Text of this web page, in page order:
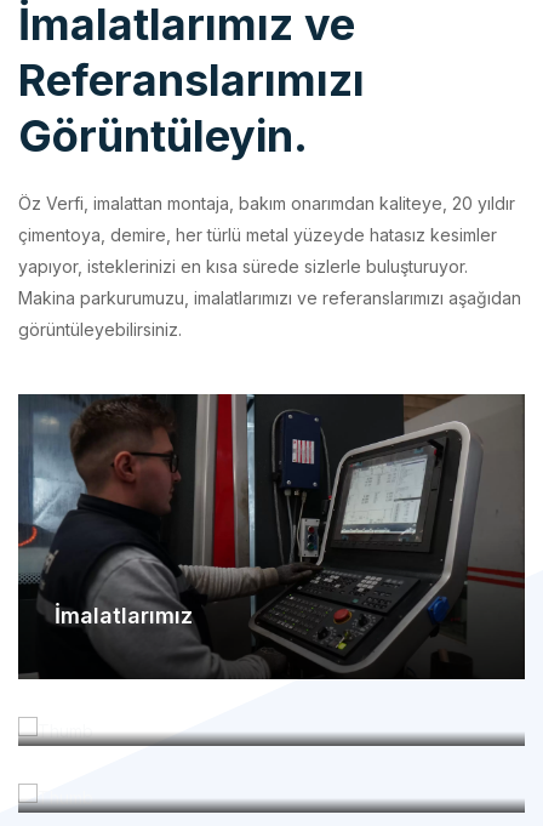
Referanslarımızı
Görüntüleyin.
Öz Verfi, imalattan montaja, bakım onarımdan kaliteye, 20 yıldır
yapıyor, isteklerinizi en kısa sürede sizlerle buluşturuyor.
Makina parkurumuzu, imalatlarımızı ve referanslarımızı aşağıdan
görüntüleyebilirsiniz.
İmalatlarımız
Makina Parkurumuz